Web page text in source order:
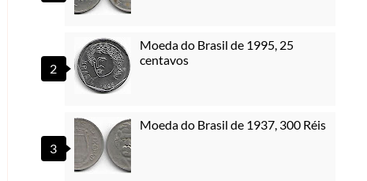
Moeda do Brasil de 1995, 25
centavos
Moeda do Brasil de 1937, 300 Réis